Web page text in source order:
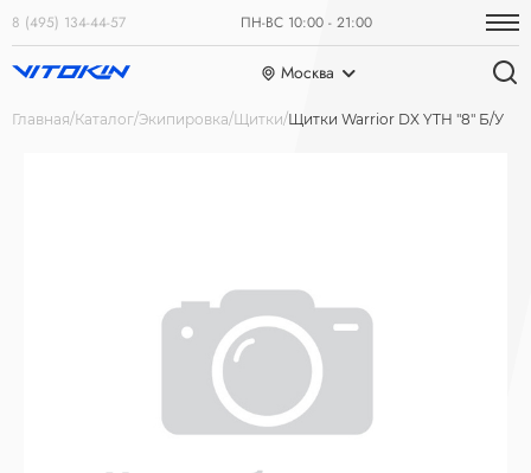
8 (495) 134-44-57 ПН-ВС 10:00 - 21:00
Москва
Главная Каталог Экипировка Щитки Щитки Warrior DX YTH "8" Б/У